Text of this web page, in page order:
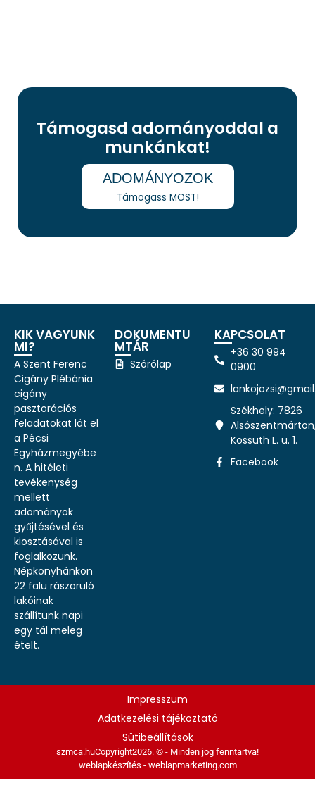
Támogasd adományoddal a
munkánkat!
ADOMÁNYOZOK
Támogass MOST!
KIK VAGYUNK
MI?
A Szent Ferenc
Cigány Plébánia
cigány
pasztorációs
feladatokat lát el
a Pécsi
Egyházmegyébe
n. A hitéleti
tevékenység
mellett
adományok
gyűjtésével és
kiosztásával is
foglalkozunk.
Népkonyhánkon
22 falu rászoruló
lakóinak
szállítunk napi
egy tál meleg
ételt.
DOKUMENTU
MTÁR
Szórólap
KAPCSOLAT
+36 30 994
0900
Székhely: 7826
Kossuth L. u. 1.
Facebook
Impresszum
Adatkezelési tájékoztató
Sütibeállítások
szmca.huCopyright2026. © - Minden jog fenntartva!
weblapkészítés - weblapmarketing.com